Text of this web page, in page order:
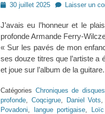
Posted30 juillet 2025 Laisser un
J’avais eu l’honneur et le
profonde Armande Ferry-
« Sur les pavés de mon
ses douze titres que l’artiste
et joue sur l’album de la guitare.
Catégories Chroniques de disques
profonde, Coqcigrue, Daniel Vots
Povadoni, langue portigaise,